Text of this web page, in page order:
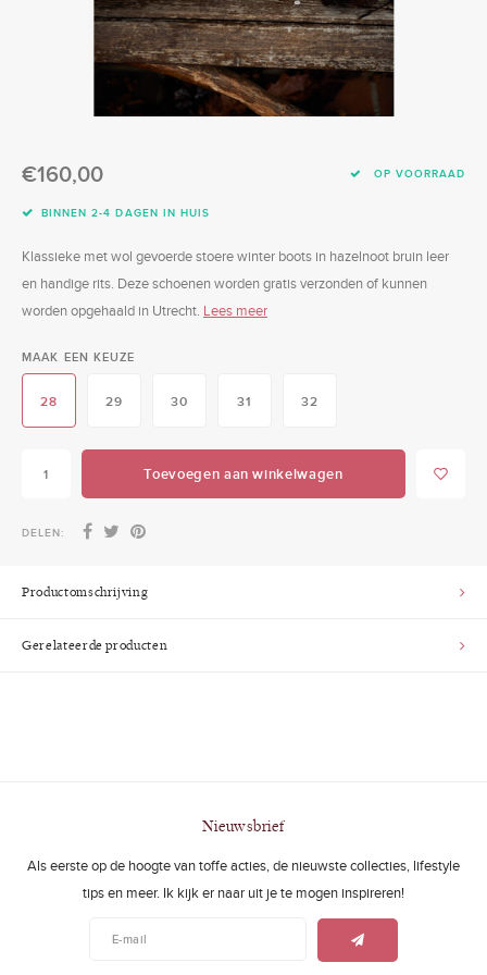
Sieraden
€160,00 OP VOORRAAD
BINNEN 2-4 DAGEN IN HUIS
Klassieke met wol gevoerde stoere winter boots in hazelnoot bruin leer
en handige rits. Deze schoenen worden gratis verzonden of kunnen
worden opgehaald in Utrecht. Lees meer
MAAK EEN KEUZE
28 29 30 31 32
Toevoegen aan winkelwagen
DELEN:
Productomschrijving
Gerelateerde producten
Nieuwsbrief
Als eerste op de hoogte van toffe acties, de nieuwste collecties, lifestyle
tips en meer. Ik kijk er naar uit je te mogen inspireren!